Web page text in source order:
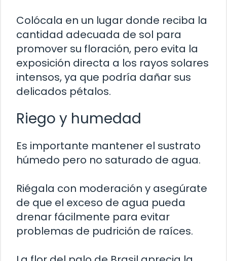
Colócala en un lugar donde reciba la
cantidad adecuada de sol para
promover su floración, pero evita la
exposición directa a los rayos solares
intensos, ya que podría dañar sus
delicados pétalos.
Riego y humedad
Es importante mantener el sustrato
húmedo pero no saturado de agua.
Riégala con moderación y asegúrate
de que el exceso de agua pueda
drenar fácilmente para evitar
problemas de pudrición de raíces.